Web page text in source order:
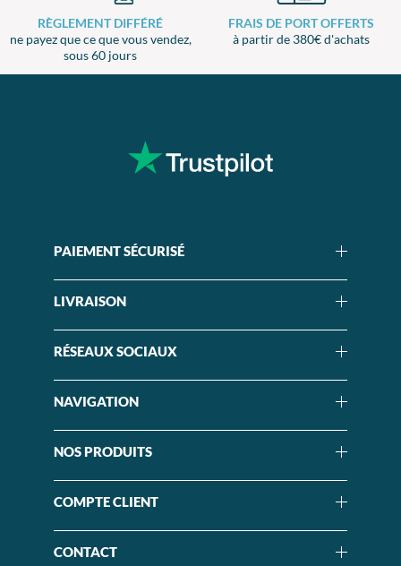
RÈGLEMENT DIFFÉRÉ
ne payez que ce que vous vendez,
sous 60 jours
FRAIS DE PORT OFFERTS
à partir de 380€ d'achats
PAIEMENT SÉCURISÉ
LIVRAISON
RÉSEAUX SOCIAUX
NAVIGATION
NOS PRODUITS
COMPTE CLIENT
CONTACT